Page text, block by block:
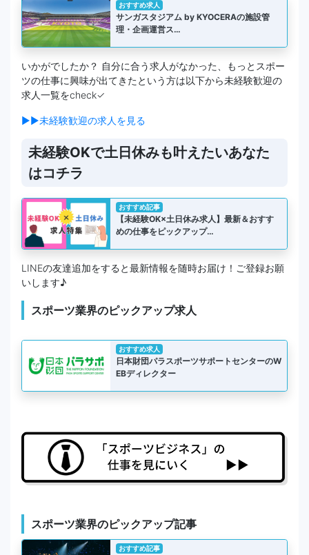
おすすめ求人
サンガスタジアム by KYOCERAの施設管
理・企画運営ス…
いかがでしたか？ 自分に合う求人がなかった、もっとスポー
ツの仕事に興味が出てきたという方は以下から未経験歓迎の
求人一覧をcheck✓
▶▶未経験歓迎の求人を見る
未経験OKで土日休みも叶えたいあなた
はコチラ
おすすめ記事
【未経験OK×土日休み求人】最新＆おすす
めの仕事をピックアップ…
LINEの友達追加をすると最新情報を随時お届け！ご登録お願
いします♪
スポーツ業界のピックアップ求人
おすすめ求人
日本財団パラスポーツサポートセンターのW
EBディレクター
スポーツ業界のピックアップ記事
おすすめ記事